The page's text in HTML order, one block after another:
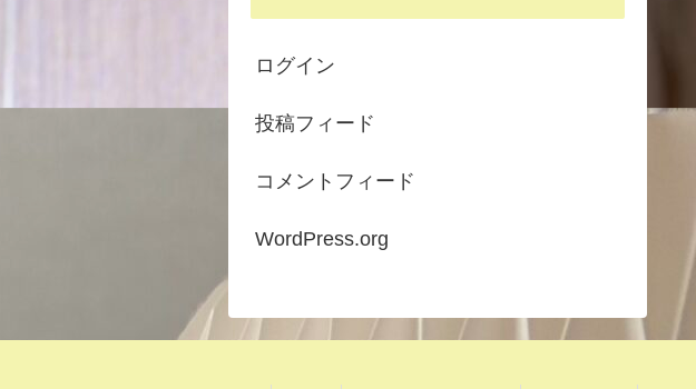
ログイン
投稿フィード
コメントフィード
WordPress.org